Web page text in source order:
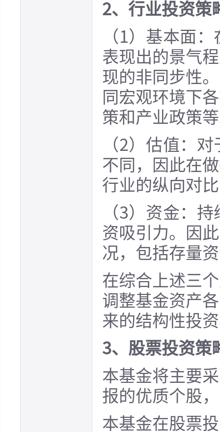
2、行业投资策
（1）基本面
表现出的景气
现的非同步性
同宏观环境下
策和产业政策
（2）估值：
不同，因此在
行业的纵向对
（3）资金：
资吸引力。因
况，包括存量
在综合上述三
调整基金资产
来的结构性投
3、股票投资策
本基金将主要
报的优质个股
本基金在股票